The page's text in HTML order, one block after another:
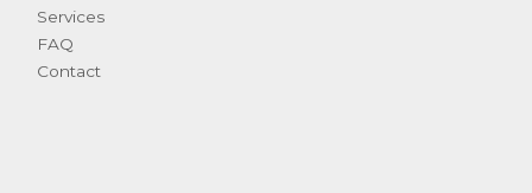
Services
FAQ
Contact